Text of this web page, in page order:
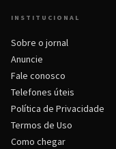
INSTITUCIONAL
Sobre o jornal
Anuncie
Fale conosco
Telefones úteis
Política de Privacidade
Termos de Uso
Como chegar